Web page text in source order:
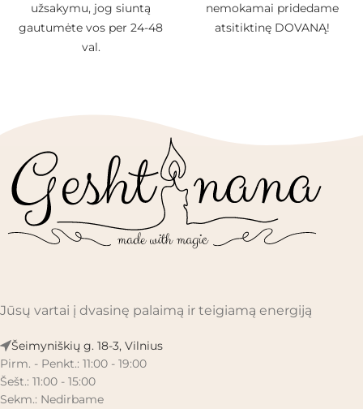
užsakymu, jog siuntą
gautumėte vos per 24-48
val.
nemokamai pridedame
atsitiktinę DOVANĄ!
Jūsų vartai į dvasinę palaimą ir teigiamą energiją
Šeimyniškių g. 18-3, Vilnius
Pirm. - Penkt.: 11:00 - 19:00
Šešt.: 11:00 - 15:00
Sekm.: Nedirbame